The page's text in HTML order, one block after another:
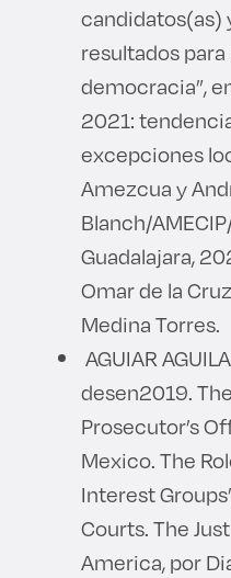
candidatos(as)
resultados
democracia”,
2021:
excepciones
Amezcua y
Blanch/
Guadalajara,
Omar de la
Medina Torres.
AGUIAR
desen2019.
Prosecutor’s
Mexico. The
Interest
Courts. The
America, por